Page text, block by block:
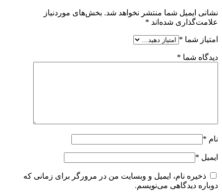
نشانی ایمیل شما منتشر نخواهد شد. بخش‌های موردنیاز
علامت‌گذاری شده‌اند *
امتیاز شما *
دیدگاه شما *
نام *
ایمیل *
ذخیره نام، ایمیل و وبسایت من در مرورگر برای زمانی که
دوباره دیدگاهی می‌نویسم.